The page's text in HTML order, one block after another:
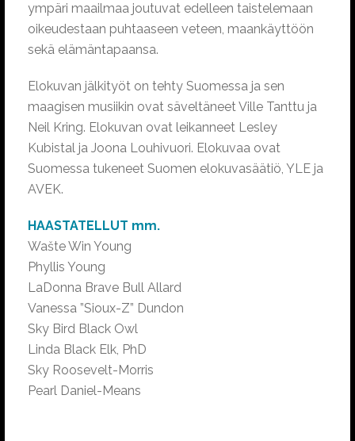
ympäri maailmaa joutuvat edelleen taistelemaan
oikeudestaan puhtaaseen veteen, maankäyttöön
sekä elämäntapaansa.
Elokuvan jälkityöt on tehty Suomessa ja sen
maagisen musiikin ovat säveltäneet Ville Tanttu ja
Neil Kring. Elokuvan ovat leikanneet Lesley
Kubistal ja Joona Louhivuori. Elokuvaa ovat
Suomessa tukeneet Suomen elokuvasäätiö, YLE ja
AVEK.
HAASTATELLUT mm.
Wašte Win Young
Phyllis Young
LaDonna Brave Bull Allard
Vanessa ”Sioux-Z” Dundon
Sky Bird Black Owl
Linda Black Elk, PhD
Sky Roosevelt-Morris
Pearl Daniel-Means